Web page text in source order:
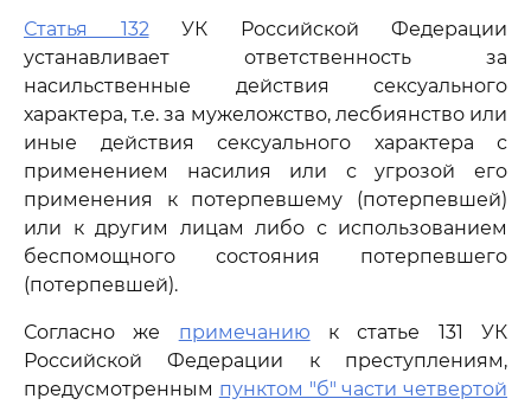
Статья 132УК Российской Федерации
устанавливает ответственность за
насильственные действия сексуального
характера, т.е. за мужеложство, лесбиянство или
иные действия сексуального характера с
применением насилия или с угрозой его
применения к потерпевшему (потерпевшей)
или к другим лицам либо с использованием
беспомощного состояния потерпевшего
(потерпевшей).
Согласно же примечанию к статье 131 УК
Российской Федерации к преступлениям,
предусмотренным пунктом "б" части четвертой